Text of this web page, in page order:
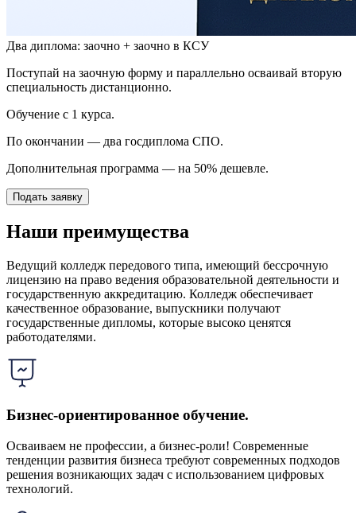
Два диплома: заочно + заочно в КСУ
Поступай на заочную форму и параллельно осваивай вторую
специальность дистанционно.
Обучение с 1 курса.
По окончании — два госдиплома СПО.
Дополнительная программа — на 50% дешевле.
Подать заявку
Наши преимущества
Ведущий колледж передового типа, имеющий бессрочную
лицензию на право ведения образовательной деятельности и
государственную аккредитацию. Колледж обеспечивает
качественное образование, выпускники получают
государственные дипломы, которые высоко ценятся
работодателями.
Бизнес-ориентированное обучение.
Осваиваем не профессии, а бизнес-роли! Современные
тенденции развития бизнеса требуют современных подходов
решения возникающих задач с использованием цифровых
технологий.